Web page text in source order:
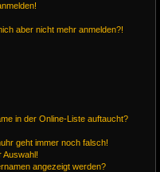
aber nicht mehr anmelden?!
in der Online-Liste auftaucht?
geht immer noch falsch!
Auswahl!
angezeigt werden?